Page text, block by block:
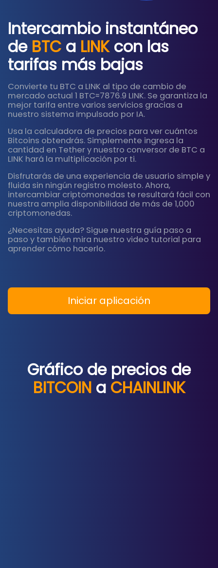
Intercambio instantáneo
de BTC a LINKcon las
tarifas más bajas
Convierte tu BTC a LINK al tipo de cambio de
mercado actual 1 BTC≈7876.9 LINK. Se garantiza la
mejor tarifa entre varios servicios gracias a
nuestro sistema impulsado por IA.
Usa la calculadora de precios para ver cuántos
Bitcoins obtendrás. Simplemente ingresa la
cantidad en Tether y nuestro conversor de BTC a
LINK hará la multiplicación por ti.
Disfrutarás de una experiencia de usuario simple y
fluida sin ningún registro molesto. Ahora,
intercambiar criptomonedas te resultará fácil con
nuestra amplia disponibilidad de más de 1,000
criptomonedas.
¿Necesitas ayuda? Sigue nuestra guía paso a
paso y también mira nuestro video tutorial para
aprender cómo hacerlo.
Iniciar aplicación
Gráfico de precios de
BITCOINa CHAINLINK